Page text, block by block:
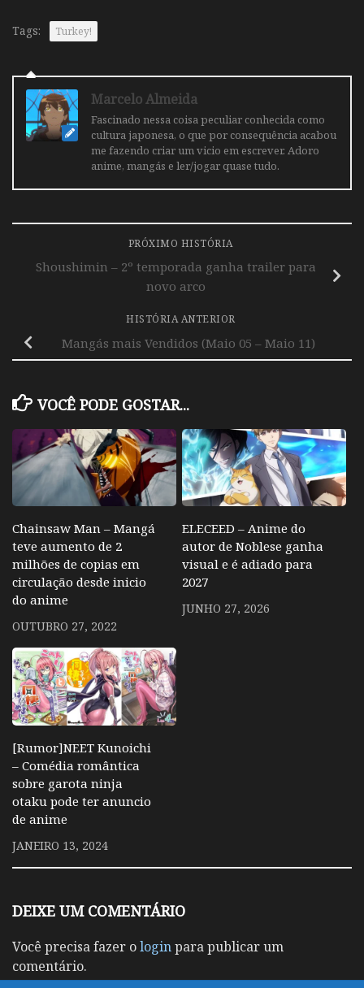
Tags: Turkey!
Marcelo Almeida
Fascinado nessa coisa peculiar conhecida como
cultura japonesa, o que por consequência acabou
me fazendo criar um vicio em escrever. Adoro
anime, mangás e ler/jogar quase tudo.
PRÓXIMO HISTÓRIA
Shoushimin – 2º temporada ganha trailer para
novo arco
HISTÓRIA ANTERIOR
Mangás mais Vendidos (Maio 05 – Maio 11)
VOCÊ PODE GOSTAR...
Chainsaw Man – Mangá
teve aumento de 2
milhões de copias em
circulação desde inicio
do anime
OUTUBRO 27, 2022
ELECEED – Anime do
autor de Noblese ganha
visual e é adiado para
2027
JUNHO 27, 2026
[Rumor]NEET Kunoichi
– Comédia romântica
sobre garota ninja
otaku pode ter anuncio
de anime
JANEIRO 13, 2024
DEIXE UM COMENTÁRIO
Você precisa fazer ologinpara publicar um
comentário.